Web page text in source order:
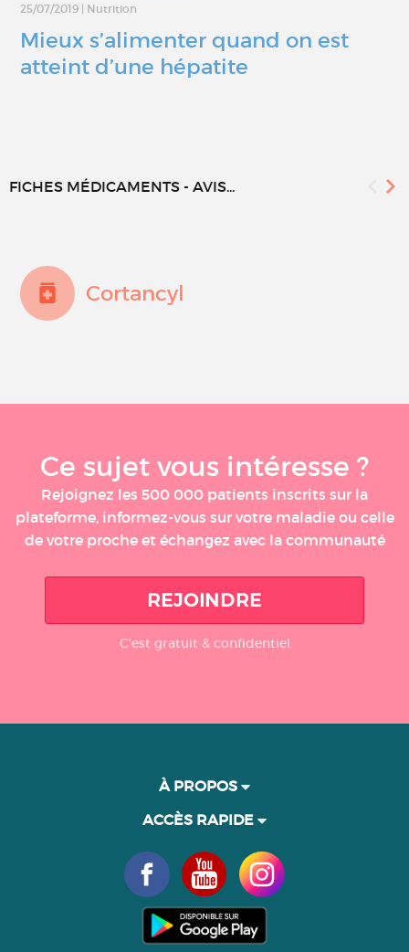
25/07/2019 Nutrition
Mieux s’alimenter quand on est
atteint d’une hépatite
FICHES MÉDICAMENTS - AVIS...
Cortancyl
Ce sujet vous intéresse ?
Rejoignez les 500 000 patients inscrits sur la
plateforme, informez-vous sur votre maladie ou celle
de votre proche et échangez avec la communauté
REJOINDRE
C'est gratuit & confidentiel
À PROPOS
ACCÈS RAPIDE